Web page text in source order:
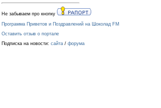
Не забываем про кнопку
Программа Приветов и Поздравлений на Шоколад FM
Оставить отзыв о портале
Подписка на новости: сайта / форума